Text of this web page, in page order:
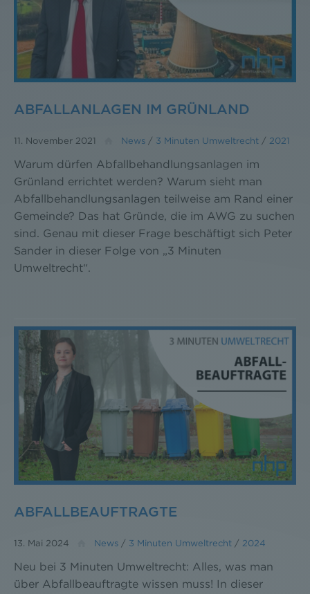
ABFALLANLAGEN IM GRÜNLAND
11. November 2021 News / 3 Minuten Umweltrecht / 2021
Warum dürfen Abfallbehandlungsanlagen im
Grünland errichtet werden? Warum sieht man
Abfallbehandlungsanlagen teilweise am Rand einer
Gemeinde? Das hat Gründe, die im AWG zu suchen
sind. Genau mit dieser Frage beschäftigt sich Peter
Sander in dieser Folge von „3 Minuten
Umweltrecht“.
ABFALLBEAUFTRAGTE
13. Mai 2024 News / 3 Minuten Umweltrecht / 2024
Neu bei 3 Minuten Umweltrecht: Alles, was man
über Abfallbeauftragte wissen muss! In dieser